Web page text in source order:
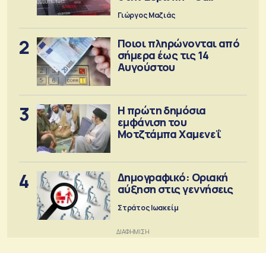
προειδοποιήσεις
Γιώργος Μαζιάς
2
Ποιοι πληρώνονται από
σήμερα έως τις 14
Αυγούστου
3
Η πρώτη δημόσια
εμφάνιση του
Μοτζτάμπα Χαμενεΐ
4
Δημογραφικό: Οριακή
αύξηση στις γεννήσεις
Στράτος Ιωακείμ